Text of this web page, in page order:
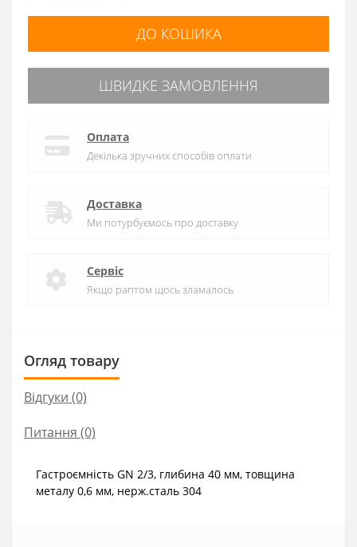
ДО КОШИКА
ШВИДКЕ ЗАМОВЛЕННЯ
Оплата
Декілька зручних способів оплати
Доставка
Ми потурбуємось про доставку
Сервіс
Якщо раптом щось зламалось
Огляд товару
Відгуки (0)
Питання (0)
Гастроємність GN 2/3, глибина 40 мм, товщина
металу 0,6 мм, нерж.сталь 304